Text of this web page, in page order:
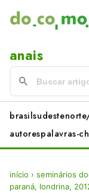
anais
brasilsudeste
autorespalavras-
início › seminários
paraná, londrina,